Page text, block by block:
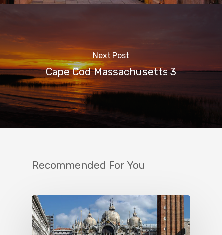
Next Post
Cape Cod Massachusetts 3
Recommended For You